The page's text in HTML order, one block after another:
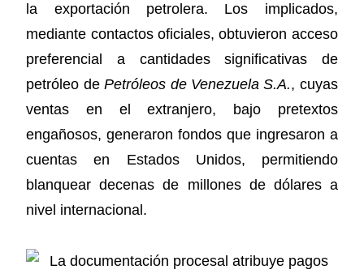
la exportación petrolera. Los implicados,
mediante contactos oficiales, obtuvieron acceso
preferencial a cantidades significativas de
petróleo dePetróleos de Venezuela S.A., cuyas
ventas en el extranjero, bajo pretextos
engañosos, generaron fondos que ingresaron a
cuentas en Estados Unidos, permitiendo
blanquear decenas de millones de dólares a
nivel internacional.